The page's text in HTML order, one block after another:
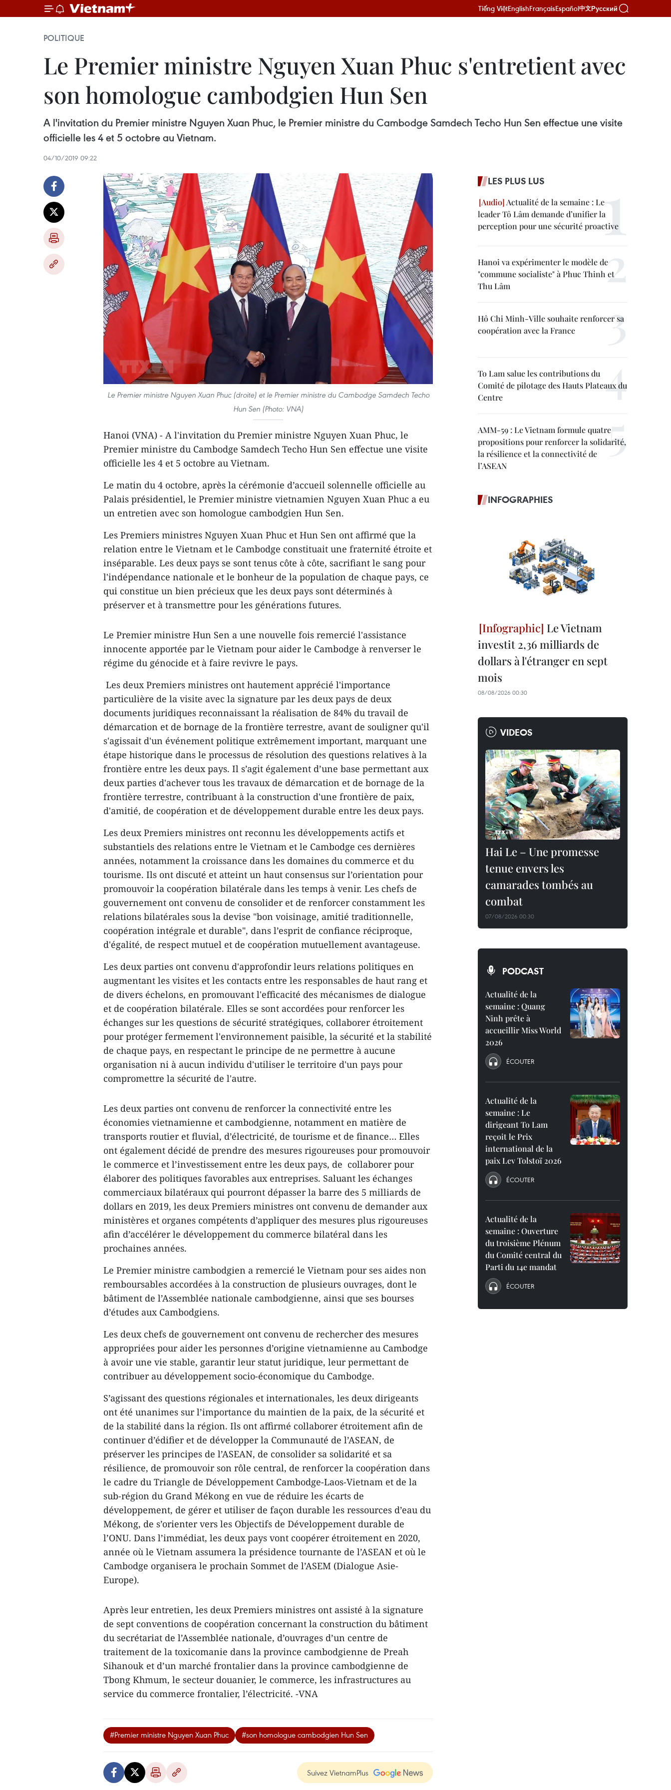
Tiếng ViệtEnglishFrançaisEspañol中文Русский
POLITIQUE
Le Premier ministre Nguyen Xuan Phuc s'entretient avec
son homologue cambodgien Hun Sen
A l'invitation du Premier ministre Nguyen Xuan Phuc, le Premier ministre du Cambodge Samdech Techo Hun Sen effectue une visite
officielle les 4 et 5 octobre au Vietnam.
04/10/2019 09:22
Le Premier ministre Nguyen Xuan Phuc (droite) et le Premier ministre du Cambodge Samdech Techo
Hun Sen (Photo: VNA)
Hanoi (VNA) - A l'invitation du Premier ministre Nguyen Xuan Phuc, le
Premier ministre du Cambodge Samdech Techo Hun Sen effectue une visite
officielle les 4 et 5 octobre au Vietnam.
Le matin du 4 octobre, après la cérémonie d’accueil solennelle officielle au
Palais présidentiel, le Premier ministre vietnamien Nguyen Xuan Phuc a eu
un entretien avec son homologue cambodgien Hun Sen.
Les Premiers ministres Nguyen Xuan Phuc et Hun Sen ont affirmé que la
relation entre le Vietnam et le Cambodge constituait une fraternité étroite et
inséparable. Les deux pays se sont tenus côte à côte, sacrifiant le sang pour
l'indépendance nationale et le bonheur de la population de chaque pays, ce
qui constitue un bien précieux que les deux pays sont déterminés à
préserver et à transmettre pour les générations futures.
Le Premier ministre Hun Sen a une nouvelle fois remercié l'assistance
innocente apportée par le Vietnam pour aider le Cambodge à renverser le
régime du génocide et à faire revivre le pays.
Les deux Premiers ministres ont hautement apprécié l'importance
particulière de la visite avec la signature par les deux pays de deux
documents juridiques reconnaissant la réalisation de 84% du travail de
démarcation et de bornage de la frontière terrestre, avant de souligner qu'il
s'agissait d'un événement politique extrêmement important, marquant une
étape historique dans le processus de résolution des questions relatives à la
frontière entre les deux pays. Il s’agit également d’une base permettant aux
deux parties d'achever tous les travaux de démarcation et de bornage de la
frontière terrestre, contribuant à la construction d'une frontière de paix,
d'amitié, de coopération et de développement durable entre les deux pays.
Les deux Premiers ministres ont reconnu les développements actifs et
substantiels des relations entre le Vietnam et le Cambodge ces dernières
années, notamment la croissance dans les domaines du commerce et du
tourisme. Ils ont discuté et atteint un haut consensus sur l’orientation pour
promouvoir la coopération bilatérale dans les temps à venir. Les chefs de
gouvernement ont convenu de consolider et de renforcer constamment les
relations bilatérales sous la devise "bon voisinage, amitié traditionnelle,
coopération intégrale et durable", dans l’esprit de confiance réciproque,
d'égalité, de respect mutuel et de coopération mutuellement avantageuse.
Les deux parties ont convenu d'approfondir leurs relations politiques en
augmentant les visites et les contacts entre les responsables de haut rang et
de divers échelons, en promouvant l'efficacité des mécanismes de dialogue
et de coopération bilatérale. Elles se sont accordées pour renforcer les
échanges sur les questions de sécurité stratégiques, collaborer étroitement
pour protéger fermement l'environnement paisible, la sécurité et la stabilité
de chaque pays, en respectant le principe de ne permettre à aucune
organisation ni à aucun individu d'utiliser le territoire d'un pays pour
compromettre la sécurité de l'autre.
Les deux parties ont convenu de renforcer la connectivité entre les
économies vietnamienne et cambodgienne, notamment en matière de
transports routier et fluvial, d’électricité, de tourisme et de finance… Elles
ont également décidé de prendre des mesures rigoureuses pour promouvoir
le commerce et l’investissement entre les deux pays, de collaborer pour
élaborer des politiques favorables aux entreprises. Saluant les échanges
commerciaux bilatéraux qui pourront dépasser la barre des 5 milliards de
dollars en 2019, les deux Premiers ministres ont convenu de demander aux
ministères et organes compétents d’appliquer des mesures plus rigoureuses
afin d’accélérer le développement du commerce bilatéral dans les
prochaines années.
Le Premier ministre cambodgien a remercié le Vietnam pour ses aides non
remboursables accordées à la construction de plusieurs ouvrages, dont le
bâtiment de l’Assemblée nationale cambodgienne, ainsi que ses bourses
d’études aux Cambodgiens.
Les deux chefs de gouvernement ont convenu de rechercher des mesures
appropriées pour aider les personnes d’origine vietnamienne au Cambodge
à avoir une vie stable, garantir leur statut juridique, leur permettant de
contribuer au développement socio-économique du Cambodge.
S’agissant des questions régionales et internationales, les deux dirigeants
ont été unanimes sur l’importance du maintien de la paix, de la sécurité et
de la stabilité dans la région. Ils ont affirmé collaborer étroitement afin de
continuer d’édifier et de développer la Communauté de l’ASEAN, de
préserver les principes de l’ASEAN, de consolider sa solidarité et sa
résilience, de promouvoir son rôle central, de renforcer la coopération dans
le cadre du Triangle de Développement Cambodge-Laos-Vietnam et de la
sub-région du Grand Mékong en vue de réduire les écarts de
développement, de gérer et utiliser de façon durable les ressources d’eau du
Mékong, de s’orienter vers les Objectifs de Développement durable de
l’ONU. Dans l’immédiat, les deux pays vont coopérer étroitement en 2020,
année où le Vietnam assumera la présidence tournante de l’ASEAN et où le
Cambodge organisera le prochain Sommet de l’ASEM (Dialogue Asie-
Europe).
Après leur entretien, les deux Premiers ministres ont assisté à la signature
de sept conventions de coopération concernant la construction du bâtiment
du secrétariat de l’Assemblée nationale, d’ouvrages d’un centre de
traitement de la toxicomanie dans la province cambodgienne de Preah
Sihanouk et d’un marché frontalier dans la province cambodgienne de
Tbong Khmum, le secteur douanier, le commerce, les infrastructures au
service du commerce frontalier, l’électricité. -VNA
#Premier ministre Nguyen Xuan Phuc #son homologue cambodgien Hun Sen
Suivez VietnamPlus
LES PLUS LUS
Actualité de la semaine : Le
leader Tô Lâm demande d’unifier la
perception pour une sécurité proactive
Hanoi va expérimenter le modèle de
"commune socialiste" à Phuc Thinh et
Thu Lâm
Hô Chi Minh-Ville souhaite renforcer sa
coopération avec la France
To Lam salue les contributions du
Comité de pilotage des Hauts Plateaux du
Centre
AMM-59 : Le Vietnam formule quatre
propositions pour renforcer la solidarité,
la résilience et la connectivité de
l’ASEAN
INFOGRAPHIES
Le Vietnam
investit 2,36 milliards de
dollars à l'étranger en sept
mois
08/08/2026 00:30
VIDEOS
Hai Le – Une promesse
tenue envers les
camarades tombés au
combat
07/08/2026 00:30
PODCAST
Actualité de la
semaine : Quang
Ninh prête à
accueillir Miss World
2026
ÉCOUTER
Actualité de la
semaine : Le
dirigeant To Lam
reçoit le Prix
international de la
paix Lev Tolstoï 2026
ÉCOUTER
Actualité de la
semaine : Ouverture
du troisième Plénum
du Comité central du
Parti du 14e mandat
ÉCOUTER